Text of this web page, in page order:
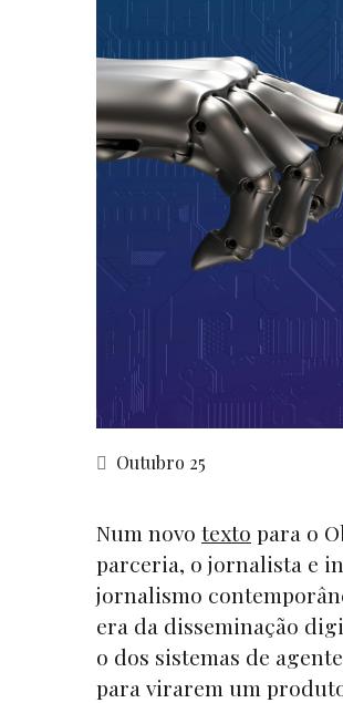
Outubro 25
Num novo texto para o
parceria, o jornalista e
jornalismo
era da disseminação
o dos sistemas de
para virarem um